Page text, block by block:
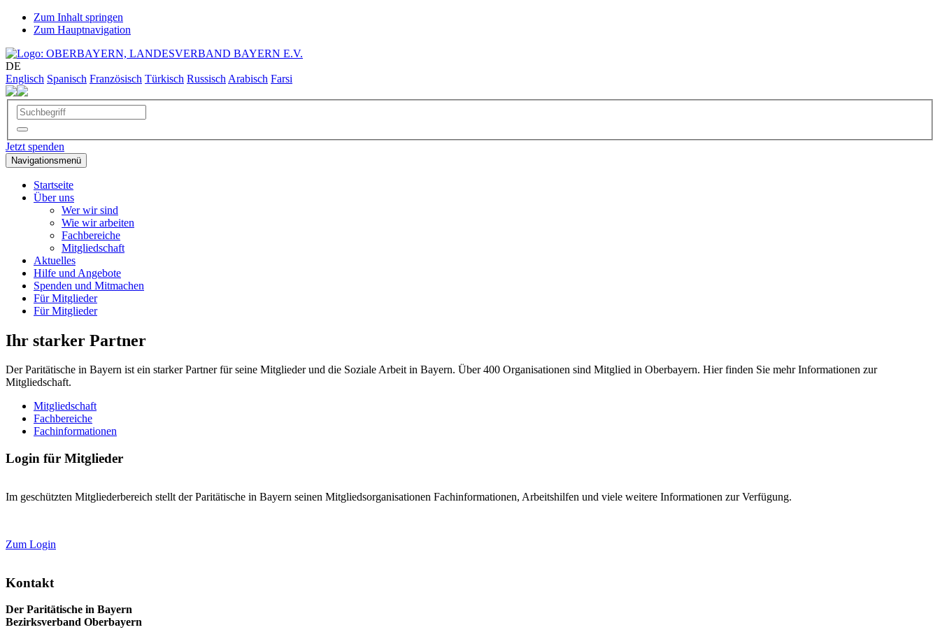
Zum Inhalt springen
Zum Hauptnavigation
DE
Englisch Spanisch Französisch Türkisch Russisch Arabisch Farsi
Jetzt spenden
Navigationsmenü
Startseite
Über uns
Wer wir sind
Wie wir arbeiten
Fachbereiche
Mitgliedschaft
Aktuelles
Hilfe und Angebote
Spenden und Mitmachen
Für Mitglieder
Für Mitglieder
Ihr starker Partner
Der Paritätische in Bayern ist ein starker Partner für seine Mitglieder und die Soziale Arbeit in Bayern. Über 400 Organisationen sind Mitglied in Oberbayern. Hier finden Sie mehr Informationen zur
Mitgliedschaft.
Mitgliedschaft
Fachbereiche
Fachinformationen
Login für Mitglieder
Im geschützten Mitgliederbereich stellt der Paritätische in Bayern seinen Mitgliedsorganisationen Fachinformationen, Arbeitshilfen und viele weitere Informationen zur Verfügung.
Zum Login
Kontakt
Der Paritätische in Bayern
Bezirksverband Oberbayern